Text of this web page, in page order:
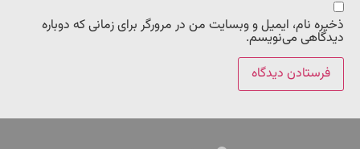
ذخیره نام، ایمیل و وبسایت من در مرورگر برای زمانی که دوباره
دیدگاهی می‌نویسم.